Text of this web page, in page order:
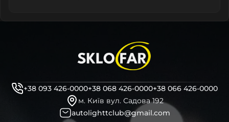
+38 093 426-0000+38 068 426-0000+38 066 426-0000
м. Київ вул. Садова 192
autolighttclub@gmail.com